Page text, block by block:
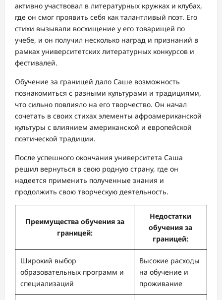
активно участвовал в литературных кружках и клубах,
где он смог проявить себя как талантливый поэт. Его
стихи вызывали восхищение у его товарищей по
учебе, и он получил несколько наград и признаний в
рамках университетских литературных конкурсов и
фестивалей.
Обучение за границей дало Саше возможность
познакомиться с разными культурами и традициями,
что сильно повлияло на его творчество. Он начал
сочетать в своих стихах элементы афроамериканской
культуры с влиянием американской и европейской
поэтической традиции.
После успешного окончания университета Саша
решил вернуться в свою родную страну, где он
надеется применить полученные знания и
продолжить свою творческую деятельность.
Преимущества обучения за
границей:
Недостатки
обучения за
границей:
Широкий выбор
образовательных программ и
специализаций
Высокие расходы
на обучение и
проживание